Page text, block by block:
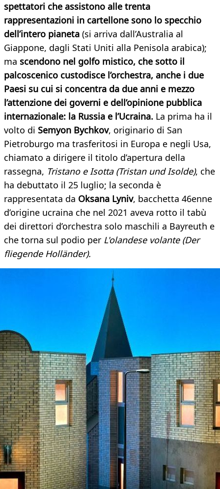
spettatori che assistono alle trenta
rappresentazioni in cartellone sono lo specchio
dell’intero pianeta (si arriva dall’Australia al
Giappone, dagli Stati Uniti alla Penisola arabica);
ma scendono nel golfo mistico, che sotto il
palcoscenico custodisce l’orchestra, anche i due
Paesi su cui si concentra da due anni e mezzo
l’attenzione dei governi e dell’opinione pubblica
internazionale: la Russia e l’Ucraina. La prima ha il
volto di Semyon Bychkov, originario di San
Pietroburgo ma trasferitosi in Europa e negli Usa,
chiamato a dirigere il titolo d’apertura della
rassegna, Tristano e Isotta (Tristan und Isolde), che
ha debuttato il 25 luglio; la seconda è
rappresentata da Oksana Lyniv, bacchetta 46enne
d’origine ucraina che nel 2021 aveva rotto il tabù
dei direttori d’orchestra solo maschili a Bayreuth e
che torna sul podio per L'olandese volante (Der
fliegende Holländer).